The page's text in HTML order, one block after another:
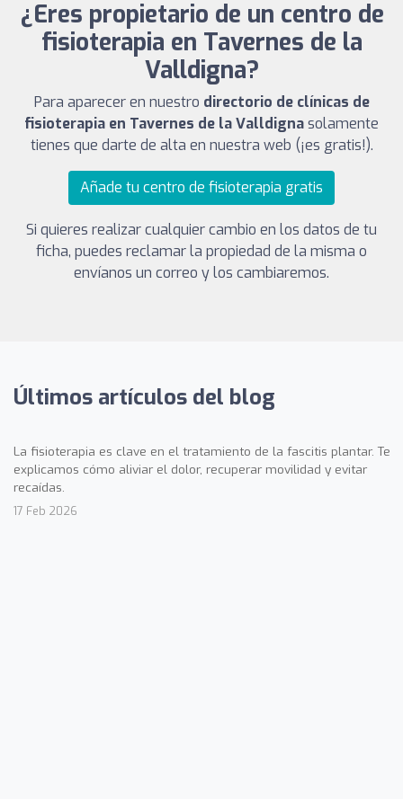
¿Eres propietario de un centro de
fisioterapia en Tavernes de la
Valldigna?
Para aparecer en nuestro directorio de clínicas de
fisioterapia en Tavernes de la Valldignasolamente
tienes que darte de alta en nuestra web (¡es gratis!).
Añade tu centro de fisioterapia gratis
Si quieres realizar cualquier cambio en los datos de tu
ficha, puedes reclamar la propiedad de la misma o
envíanos un correo y los cambiaremos.
Últimos artículos del blog
La fisioterapia es clave en el tratamiento de la fascitis plantar. Te
explicamos cómo aliviar el dolor, recuperar movilidad y evitar
recaídas.
17 Feb 2026